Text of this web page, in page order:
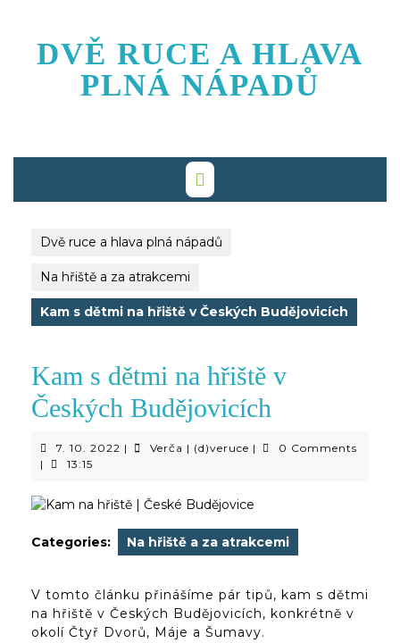
content
DVĚ RUCE A HLAVA
PLNÁ NÁPADŮ
Dvě ruce a hlava plná nápadů
Na hřiště a za atrakcemi
Kam s dětmi na hřiště v Českých Budějovicích
Kam s dětmi na hřiště v
Českých Budějovicích
7. 10. 2022 7.| Verča | (d)veruce Verča
|
0 Comments
|
13:15
Categories: Na hřiště a za atrakcemi
V tomto článku přinášíme pár tipů, kam s dětmi
na hřiště v Českých Budějovicích, konkrétně v
okolí Čtyř Dvorů, Máje a Šumavy.